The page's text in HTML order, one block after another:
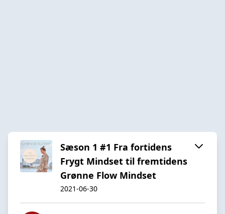
Sæson 1 #1 Fra fortidens
Frygt Mindset til fremtidens
Grønne Flow Mindset
2021-06-30